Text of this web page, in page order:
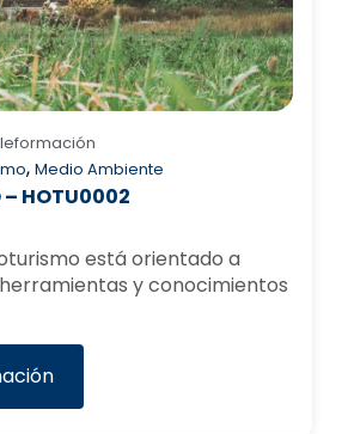
, Medio Ambiente
– HOTU0002
está orientado a
y conocimientos